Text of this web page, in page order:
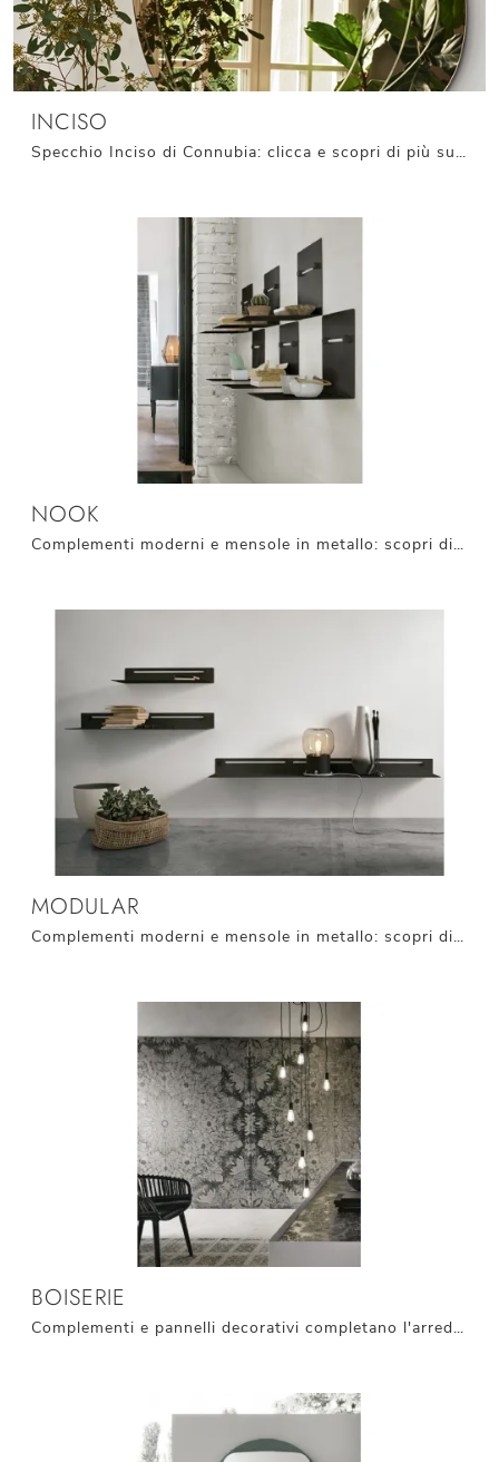
INCISO
Specchio Inciso di Connubia: clicca e scopri di più sui Complementi e specchi moderni senza cornice del noto e conosciuto marchio!
NOOK
Complementi moderni e mensole in metallo: scopri di più sul modello Nook di Target Point e potrai valorizzare i tuoi interni.
MODULAR
Complementi moderni e mensole in metallo: scopri di più sul modello Modular di Target Point e potrai completare i tuoi locali.
BOISERIE
Complementi e pannelli decorativi completano l'arredo di casa, riempiendo lo spazio in modo utile e rendendolo assai funzionale e bello a vedersi.